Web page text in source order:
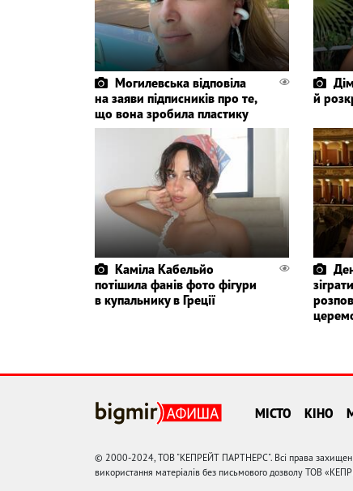
Могилевська відповіла
на заяви підписників про те,
що вона зробила пластику
й
Каміла Кабельйо
потішила фанів фото фігури
в купальнику в Греції
МІСТО КІНО
© 2000-2024, ТОВ "КЕПРЕЙТ ПАРТНЕРС". Всі права
використання матеріалів без письмового дозволу ТОВ